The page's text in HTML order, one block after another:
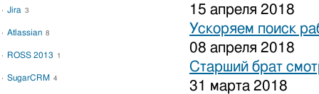
15 апреля 2018
Ускоряем поиск
08 апреля 2018
Старший брат
31 марта 2018
Jira 3
Atlassian 8
ROSS 2013 1
SugarCRM 4